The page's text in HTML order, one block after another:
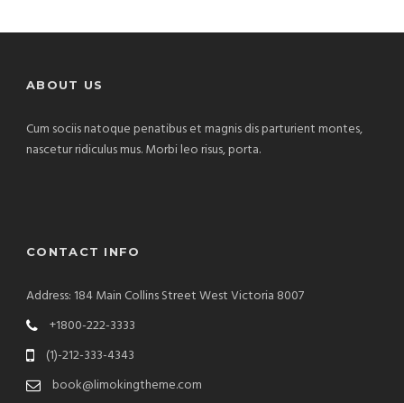
ABOUT US
Cum sociis natoque penatibus et magnis dis parturient montes,
nascetur ridiculus mus. Morbi leo risus, porta.
CONTACT INFO
Address: 184 Main Collins Street West Victoria 8007
+1800-222-3333
(1)-212-333-4343
book@limokingtheme.com